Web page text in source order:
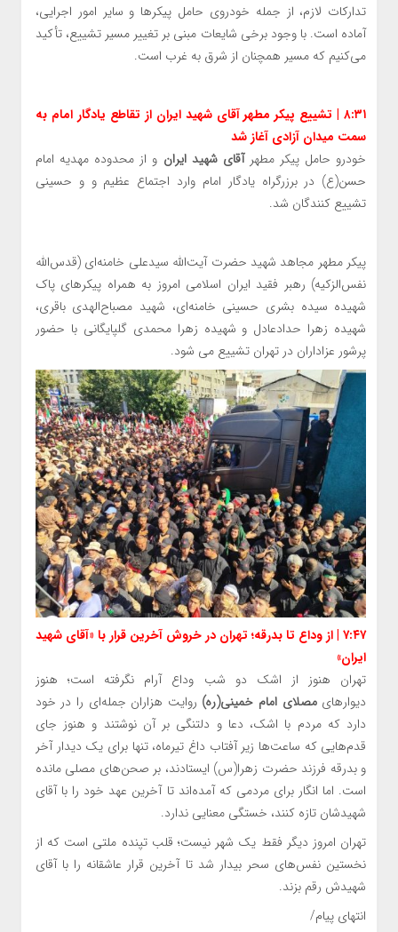
تدارکات لازم، از جمله خودروی حامل پیکرها و سایر امور اجرایی،
آماده است. با وجود برخی شایعات مبنی بر تغییر مسیر تشییع، تأکید
می‌کنیم که مسیر همچنان از شرق به غرب است.
۸:۳۱ | تشییع پیکر مطهر آقای شهید ایران از تقاطع یادگار امام به
سمت میدان آزادی آغاز شد
خودرو حامل پیکر مطهرآقای شهید ایران و از محدوده مهدیه امام
حسن(ع) در برزرگراه یادگار امام وارد اجتماع عظیم و و حسینی
تشییع کنندگان شد.
پیکر مطهر مجاهد شهید حضرت آیت‌الله سیدعلی خامنه‌ای (قدس‌الله
نفس‌الزکیه) رهبر فقید ایران اسلامی امروز به همراه پیکرهای پاک
شهیده سیده بشری حسینی خامنه‌ای، شهید مصباح‌الهدی باقری،
شهیده زهرا حدادعادل و شهیده زهرا محمدی گلپایگانی با حضور
پرشور عزاداران در تهران تشییع می شود.
۷:۴۷ | از وداع تا بدرقه؛ تهران در خروش آخرین قرار با «آقای شهید
ایران»
تهران هنوز از اشک دو شب وداع آرام نگرفته است؛ هنوز
دیوارهای مصلای امام خمینی(ره) روایت هزاران جمله‌ای را در خود
دارد که مردم با اشک، دعا و دلتنگی بر آن نوشتند و هنوز جای
قدم‌هایی که ساعت‌ها زیر آفتاب داغ تیرماه، تنها برای یک دیدار آخر
و بدرقه فرزند حضرت زهرا(س) ایستادند، بر صحن‌های مصلی مانده
است. اما انگار برای مردمی که آمده‌اند تا آخرین عهد خود را با آقای
شهیدشان تازه کنند، خستگی معنایی ندارد.
تهران امروز دیگر فقط یک شهر نیست؛ قلب تپنده ملتی است که از
نخستین نفس‌های سحر بیدار شد تا آخرین قرار عاشقانه را با آقای
شهیدش رقم بزند.
انتهای پیام/